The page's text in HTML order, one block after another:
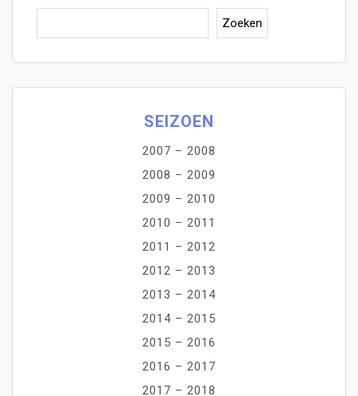
Zoeken
SEIZOEN
2007 – 2008
2008 – 2009
2009 – 2010
2010 – 2011
2011 – 2012
2012 – 2013
2013 – 2014
2014 – 2015
2015 – 2016
2016 – 2017
2017 – 2018